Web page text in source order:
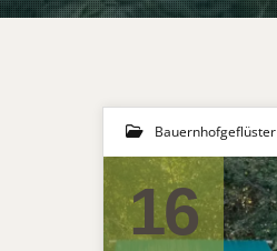
Bauernhofgeflüster
16